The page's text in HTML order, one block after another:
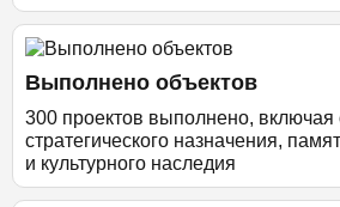
Выполнено объектов
300 проектов выполнено, включая
стратегического назначения,
и культурного наследия